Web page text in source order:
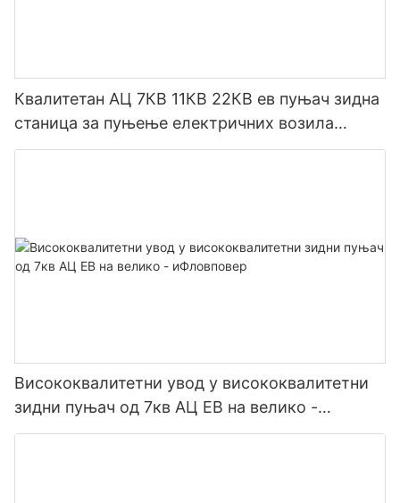
Квалитетан АЦ 7КВ 11КВ 22КВ ев пуњач зидна
станица за пуњење електричних возила
Произвођач | иФловПовер2
Висококвалитетни увод у висококвалитетни
зидни пуњач од 7кв АЦ ЕВ на велико -
иФловповер